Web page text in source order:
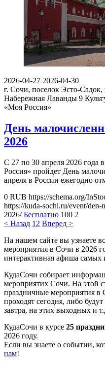
2026-04-27 2026-04-30
г. Сочи, поселок Эсто-Садок,
Набережная Лаванды 9
«Моя Россия»
День
2026
С 27 по 30 апреля 2026 года
Россия» пройдет День
апреля в России ежегодно
0 RUB https://schema.org/
https://kuda-sochi.ru/event/
2026/ Бесплатно 100 2
< Назад 1 2 Вперед >
На нашем сайте вы узнаете
мероприятия в Сочи в 2026
интерактивная афиша
КудаСочи собирает
мероприятих Сочи. На этой
праздничные мероприятия в
проходят сегодня, либо
завтра, на этих выходных и
КудаСочи в курсе 25
2026 году.
Если вы знаете о событии,
нам!